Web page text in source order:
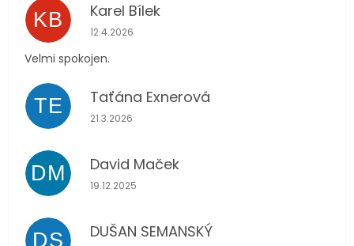
KB Karel Bílek
Hodnocení obchodu je 5 z 5 hvězdiček.
12.4.2026
Velmi spokojen.
TE Taťána Exnerová
Hodnocení obchodu je 5 z 5 hvězdiček.
21.3.2026
DM David Maček
Hodnocení obchodu je 5 z 5 hvězdiček.
19.12.2025
DS DUŠAN SEMANSKÝ